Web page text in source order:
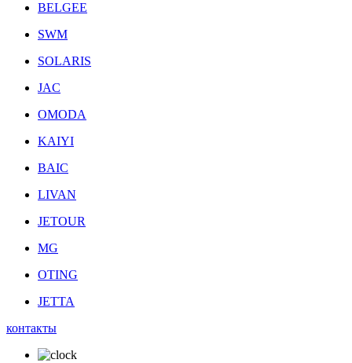
BELGEE
SWM
SOLARIS
JAC
OMODA
KAIYI
BAIC
LIVAN
JETOUR
MG
OTING
JETTA
контакты